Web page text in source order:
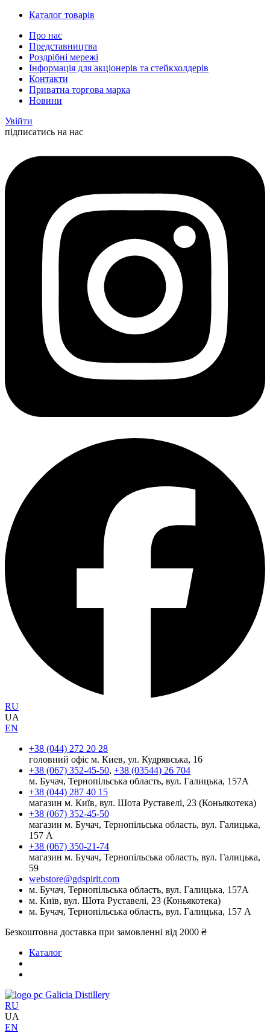
Каталог товарів
Про нас
Представництва
Роздрібні мережі
Інформація для акціонерів та стейкхолдерів
Контакти
Приватна торгова марка
Новини
Увійти
підписатись на нас
RU
UA
EN
+38 (044) 272 20 28
головний офіс м. Киев, ул. Кудрявська, 16
+38 (067) 352-45-50, +38 (03544) 26 704
м. Бучач, Тернопільська область, вул. Галицька, 157А
+38 (044) 287 40 15
магазин м. Київ, вул. Шота Руставелі, 23 (Коньякотека)
+38 (067) 352-45-50
магазин м. Бучач, Тернопільська область, вул. Галицька,
157 А
+38 (067) 350-21-74
магазин м. Бучач, Тернопільська область, вул. Галицька,
59
webstore@gdspirit.com
м. Бучач, Тернопільська область, вул. Галицька, 157А
м. Київ, вул. Шота Руставелі, 23 (Коньякотека)
м. Бучач, Тернопільська область, вул. Галицька, 157 А
Безкоштовна доставка при замовленні від 2000 ₴
Каталог
Galicia Distillery
RU
UA
EN